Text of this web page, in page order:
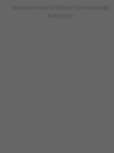
oprogramowanie sklepu internetowego
RedCart.pl